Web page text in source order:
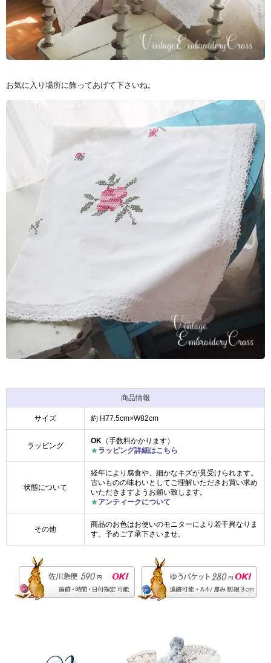
お気に入り場所に飾ってあげて下さいね。
商品情報
サイズ 約 H77.5cm×W82cm
ラッピング
OK （手数料かかります）
★ラッピング詳細はこちら
状態について
経年により腐食や、細かなキズが見受けられます。
古いものの味わいとしてご理解いただきお買い求め
いただきますようお願い致します。
★アンティークについて
その他
商品のお色はお使いのモニターにより若干異なりま
す。予めご了承下さいませ。